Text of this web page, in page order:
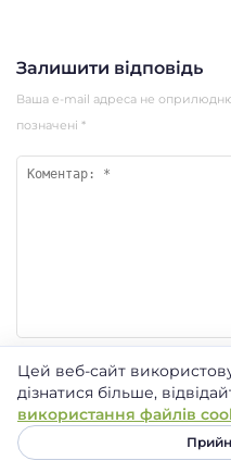
Залишити відповідь
Ваша e-mail адреса не
позначені *
Цей веб-сайт
дізнатися більше,
використання файлів